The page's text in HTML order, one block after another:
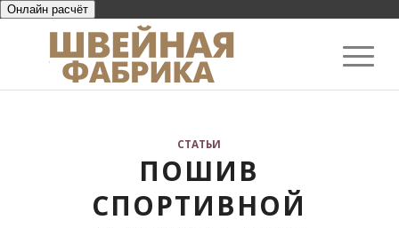
Онлайн расчёт
СТАТЬИ
ПОШИВ
СПОРТИВНОЙ